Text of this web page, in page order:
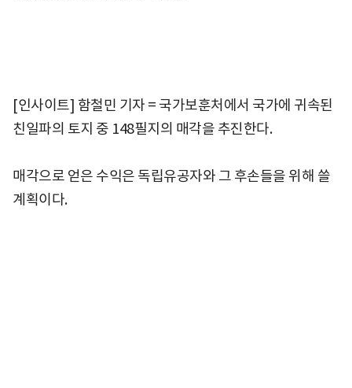
[인사이트] 함철민 기자 = 국가보훈처에서 국가에 귀속된
친일파의 토지 중 148필지의 매각을 추진한다.
매각으로 얻은 수익은 독립유공자와 그 후손들을 위해 쓸
계획이다.